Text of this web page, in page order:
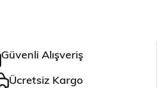
Güvenli Alışveriş
Ücretsiz Kargo